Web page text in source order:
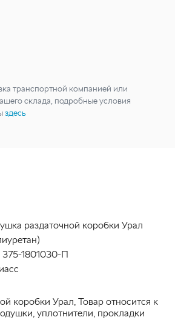
транспортной компанией или
склада, подробные условия
здесь
раздаточной коробки Урал
375-1801030-П
коробки Урал, Товар относится к
уплотнители, прокладки